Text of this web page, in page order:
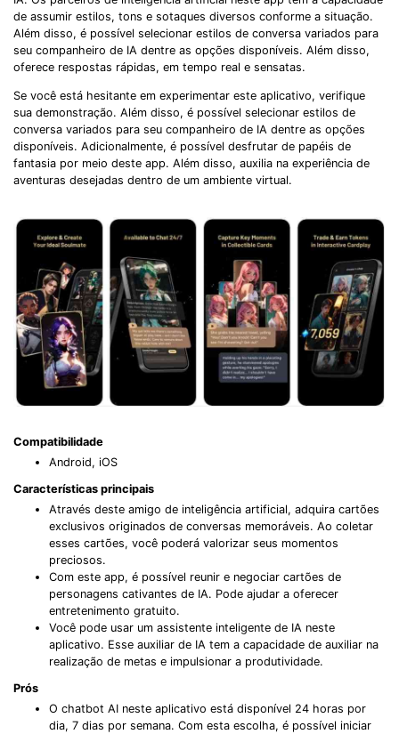
de assumir estilos, tons e sotaques diversos conforme a situação.
Além disso, é possível selecionar estilos de conversa variados para
seu companheiro de IA dentre as opções disponíveis. Além disso,
oferece respostas rápidas, em tempo real e sensatas.
Se você está hesitante em experimentar este aplicativo, verifique
sua demonstração. Além disso, é possível selecionar estilos de
conversa variados para seu companheiro de IA dentre as opções
disponíveis. Adicionalmente, é possível desfrutar de papéis de
fantasia por meio deste app. Além disso, auxilia na experiência de
aventuras desejadas dentro de um ambiente virtual.
Compatibilidade
Android, iOS
Características principais
Através deste amigo de inteligência artificial, adquira cartões
exclusivos originados de conversas memoráveis. Ao coletar
esses cartões, você poderá valorizar seus momentos
preciosos.
Com este app, é possível reunir e negociar cartões de
personagens cativantes de IA. Pode ajudar a oferecer
entretenimento gratuito.
Você pode usar um assistente inteligente de IA neste
aplicativo. Esse auxiliar de IA tem a capacidade de auxiliar na
realização de metas e impulsionar a produtividade.
Prós
O chatbot AI neste aplicativo está disponível 24 horas por
dia, 7 dias por semana. Com esta escolha, é possível iniciar